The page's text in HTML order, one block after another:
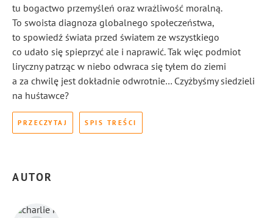
tu bogactwo przemyśleń oraz wrażliwość moralną.
To swoista diagnoza globalnego społeczeństwa,
to spowiedź świata przed światem ze wszystkiego
co udało się spieprzyć ale i naprawić. Tak więc podmiot
liryczny patrząc w niebo odwraca się tyłem do ziemi
a za chwilę jest dokładnie odwrotnie… Czyżbyśmy siedzieli
na huśtawce?
PRZECZYTAJ SPIS TREŚCI
AUTOR